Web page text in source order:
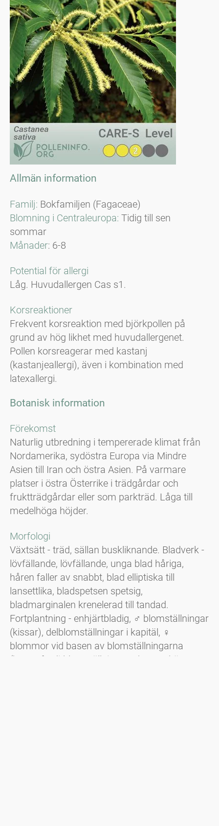
Allmän information
Familj: Bokfamiljen (Fagaceae)
Blomning i Centraleuropa: Tidig till sen
sommar
Månader: 6-8
Potential för allergi
Låg. Huvudallergen Cas s1.
Korsreaktioner
Frekvent korsreaktion med björkpollen på
grund av hög likhet med huvudallergenet.
Pollen korsreagerar med kastanj
(kastanjeallergi), även i kombination med
latexallergi.
Botanisk information
Förekomst
Naturlig utbredning i tempererade klimat från
Nordamerika, sydöstra Europa via Mindre
Asien till Iran och östra Asien. På varmare
platser i östra Österrike i trädgårdar och
fruktträdgårdar eller som parkträd. Låga till
medelhöga höjder.
Morfologi
Växtsätt - träd, sällan buskliknande. Bladverk -
lövfällande, lövfällande, unga blad håriga,
håren faller av snabbt, blad elliptiska till
lansettlika, bladspetsen spetsig,
bladmarginalen krenelerad till tandad.
Fortplantning - enhjärtbladig, ♂ blomställningar
(kissar), delblomställningar i kapitäl, ♀
blommor vid basen av blomställningarna
(hermafroditblomställning, endast ett kön